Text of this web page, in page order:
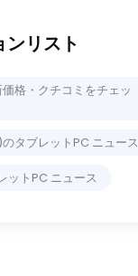
リスト
格・クチコミをチェッ
タブレットPC ニュース
ットPC ニュース